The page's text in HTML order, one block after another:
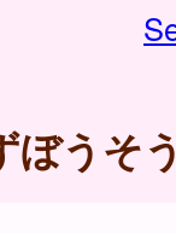
ぼうそ